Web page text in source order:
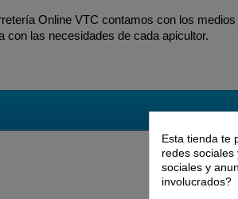
Online VTC contamos con los
con las necesidades de cada apicultor.
Esta tienda te
redes
sociales y
involucrados?